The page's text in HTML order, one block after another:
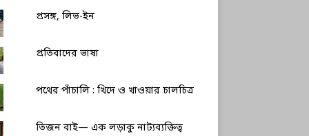
প্রসঙ্গ, লিভ-ইন
প্রতিবাদের ভাষা
পথের পাঁচালি : খিদে ও খাওয়ার চালচিত্র
তিজন বাই— এক লড়াকু নাট্যব্যক্তিত্ব